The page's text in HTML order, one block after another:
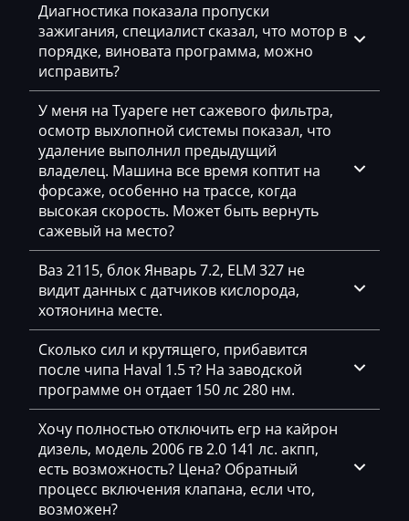
Logset
LS
Luxgen
Mack
Madill
Magni
Mahindra
MAN
Manitou
Maserati
MasseyFerguson
Maxus
Mazda
McCloskey
McCormick
Диагностика показала пропуски
зажигания, специалист сказал, что мотор в
порядке, виновата программа, можно
исправить?
У меня на Туареге нет сажевого фильтра,
осмотр выхлопной системы показал, что
удаление выполнил предыдущий
владелец. Машина все время коптит на
форсаже, особенно на трассе, когда
высокая скорость. Может быть вернуть
сажевый на место?
Ваз 2115, блок Январь 7.2, ELM 327 не
видит данных с датчиков кислорода,
хотяонина месте.
Сколько сил и крутящего, прибавится
после чипа Haval 1.5 т? На заводской
программе он отдает 150 лс 280 нм.
Хочу полностью отключить егр на кайрон
дизель, модель 2006 гв 2.0 141 лс. акпп,
есть возможность? Цена? Обратный
процесс включения клапана, если что,
возможен?